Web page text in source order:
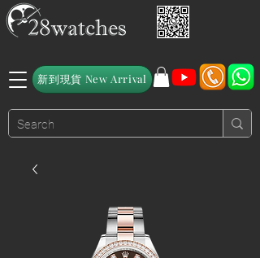
新到現貨 New Arrival